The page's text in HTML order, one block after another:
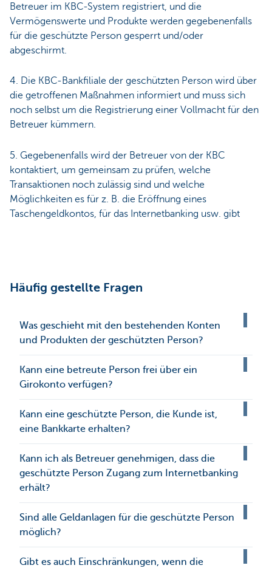
Betreuer im KBC-System registriert, und die
Vermögenswerte und Produkte werden gegebenenfalls
für die geschützte Person gesperrt und/oder
abgeschirmt.
4. Die KBC-Bankfiliale der geschützten Person wird über
die getroffenen Maßnahmen informiert und muss sich
noch selbst um die Registrierung einer Vollmacht für den
Betreuer kümmern.
5. Gegebenenfalls wird der Betreuer von der KBC
kontaktiert, um gemeinsam zu prüfen, welche
Transaktionen noch zulässig sind und welche
Möglichkeiten es für z. B. die Eröffnung eines
Taschengeldkontos, für das Internetbanking usw. gibt
Häufig gestellte Fragen
Was geschieht mit den bestehenden Konten
und Produkten der geschützten Person?
Kann eine betreute Person frei über ein
Girokonto verfügen?
Kann eine geschützte Person, die Kunde ist,
eine Bankkarte erhalten?
Kann ich als Betreuer genehmigen, dass die
geschützte Person Zugang zum Internetbanking
erhält?
Sind alle Geldanlagen für die geschützte Person
möglich?
Gibt es auch Einschränkungen, wenn die